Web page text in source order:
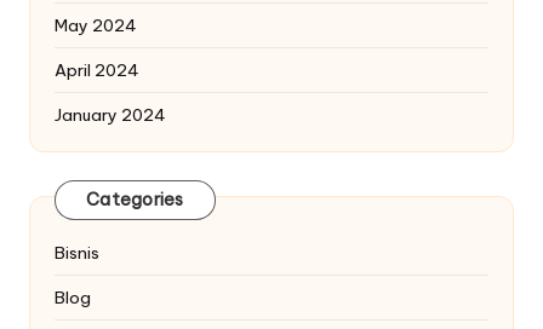
May 2024
April 2024
January 2024
Categories
Bisnis
Blog